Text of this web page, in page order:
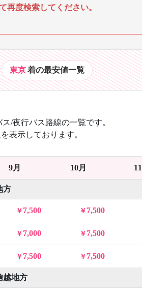
再度検索してください。
東京着の最安値一覧
/夜行バス路線の一覧です。
表示しております。
9月 10月
方
7,500 7,500
7,000 7,500
7,500 7,500
越地方